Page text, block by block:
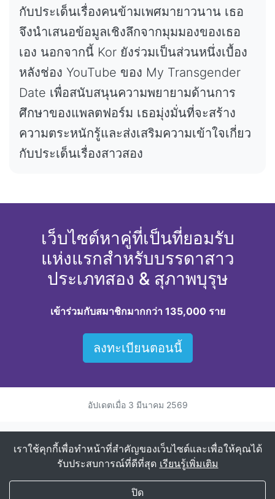
กับประเด็นเรื่องคนข้ามเพศมายาวนาน เธอ
จึงนำเสนอข้อมูลเชิงลึกจากมุมมองของเธอ
เอง นอกจากนี้ Kor ยังร่วมเป็นส่วนหนึ่งเบื้อง
หลังช่อง YouTube ของ My Transgender
Date เพื่อสนับสนุนความพยายามด้านการ
ศึกษาของแพลตฟอร์ม เธอมุ่งมั่นที่จะสร้าง
ความตระหนักรู้และส่งเสริมความเข้าใจเกี่ยว
กับประเด็นเรื่องสาวสอง
เว็บไซต์หาคู่ที่เป็นที่ยอมรับ
แห่งแรกสำหรับบรรดาสาว
ประเภทสอง & สุภาพบุรุษ
เข้าร่วมกับสมาชิกมากกว่า 135,000 ราย
ลงทะเบียนตอนนี้
อัปเดตเมื่อ 3 มีนาคม 2569
ตำแหน่งที่ตั้งยอดนิยมสำหรับการหาคู่สาวประเภทสอง
สาวประเภทสองในเชียงใหม่
เราใช้คุกกี้เพื่อทำหน้าที่สำคัญของเว็บไซต์และเพื่อให้คุณได้
รับประสบการณ์ที่ดีที่สุด เรียนรู้เพิ่มเติม
ปิด